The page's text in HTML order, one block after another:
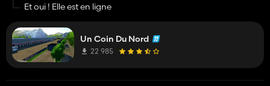
Attends, C'EST PAS UNE BLAGUE ??? Tu la
Et oui ! Elle est en ligne
Un Coin Du Nord
22 985